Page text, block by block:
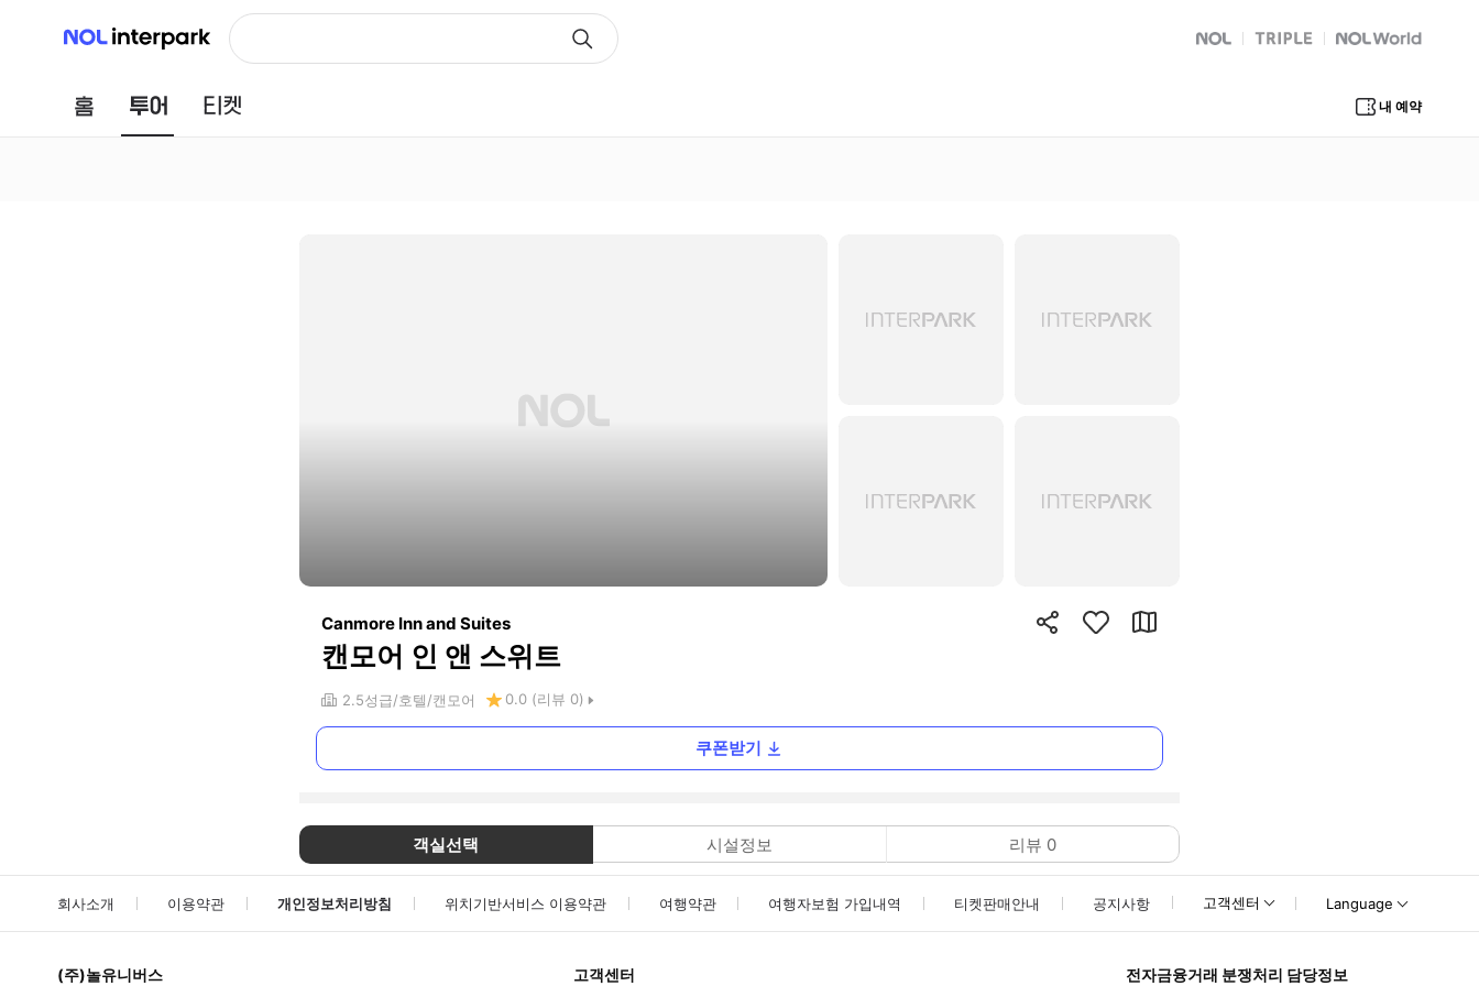
NOL 인터파크
NOL
트리플 Global Interpark
홈 투어 내 예약
Canmore Inn and Suites
캔모어 인 앤 스위트
2.5성급 호텔 캔모어 0.0 (리뷰 0)
쿠폰받기
객실선택 시설정보 리뷰 0
회사소개 이용약관 개인정보처리방침 위치기반서비스 이용약관 여행약관 여행자보험 가입내역 티켓판매안내 공지사항 고객센터 Language
(주)놀유니버스 고객센터 전자금융거래 분쟁처리 담당정보